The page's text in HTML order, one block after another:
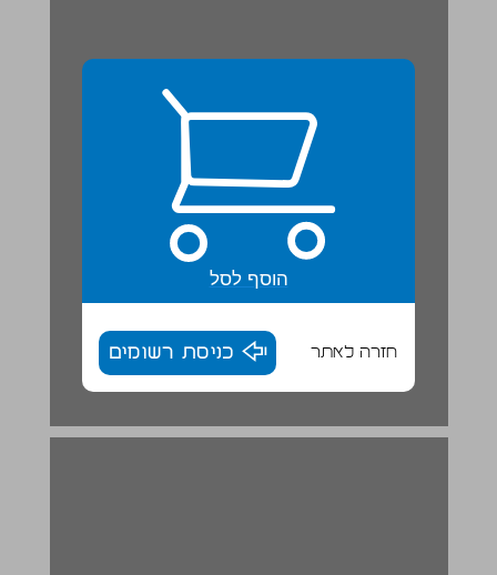
הוסף לסל
חזרה לאתר כניסת רשומים